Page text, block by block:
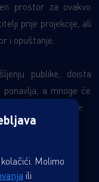
prostor za ovakvo
prije projekcije, ali
i opuštanje.
publike, doista
a mnoge će
do 10 puta godišnje.
Molimo
ili